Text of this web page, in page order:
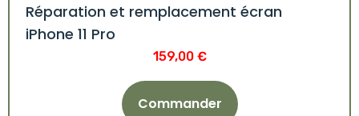
Réparation et remplacement écran
iPhone 11 Pro
159,00 €